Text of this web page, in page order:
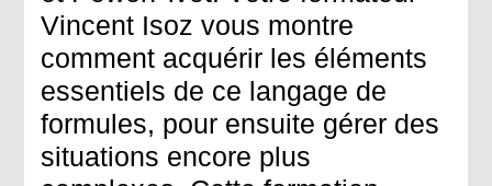
Vincent Isoz vous montre
comment acquérir les éléments
essentiels de ce langage de
formules, pour ensuite gérer des
situations encore plus